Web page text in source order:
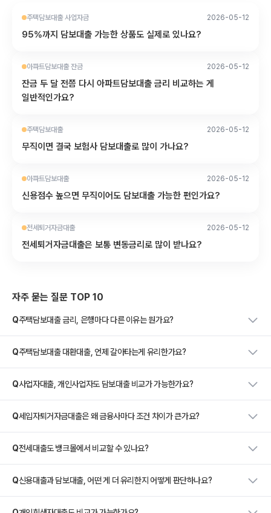
주택담보대출 사업자금 2026-05-12
95%까지 담보대출 가능한 상품도 실제로 있나요?
아파트담보대출 잔금 2026-05-12
잔금 두 달 전쯤 다시 아파트담보대출 금리 비교하는 게
일반적인가요?
주택담보대출 2026-05-12
무직이면 결국 보험사 담보대출로 많이 가나요?
아파트담보대출 2026-05-12
신용점수 높으면 무직이어도 담보대출 가능한 편인가요?
전세퇴거자금대출 2026-05-12
전세퇴거자금대출은 보통 변동금리로 많이 받나요?
자주 묻는 질문 TOP 10
Q주택담보대출 금리, 은행마다 다른 이유는 뭔가요?
Q주택담보대출 대환대출, 언제 갈아타는게 유리한가요?
Q사업자대출, 개인사업자도 담보대출 비교가 가능한가요?
Q세입자퇴거자금대출은 왜 금융사마다 조건 차이가 큰가요?
Q전세대출도 뱅크몰에서 비교할 수 있나요?
Q신용대출과 담보대출, 어떤 게 더 유리한지 어떻게 판단하나요?